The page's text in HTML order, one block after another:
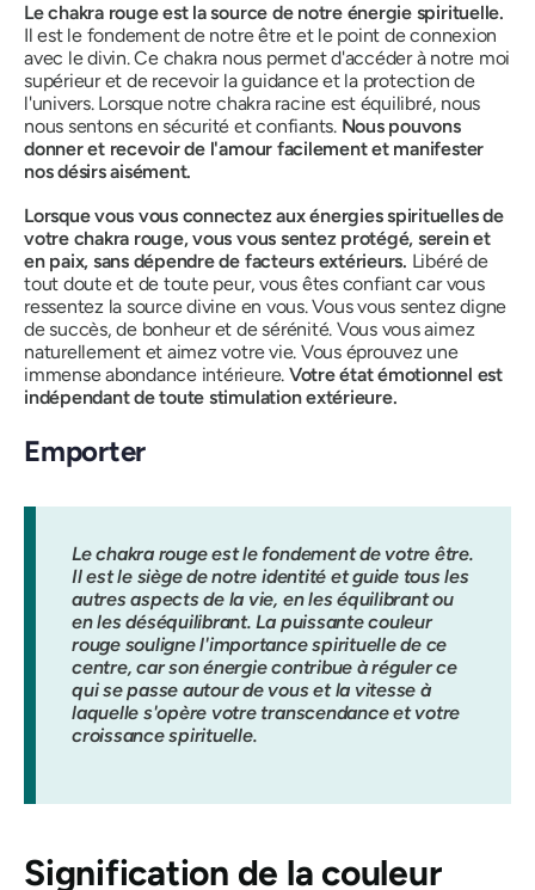
Le chakra rouge est la source de notre énergie spirituelle.
Il est le fondement de notre être et le point de connexion
avec le divin.Ce chakra nous permet d'accéder à notre moi
supérieur et de recevoir la guidance et la protection de
l'univers. Lorsque notre chakra racine est équilibré, nous
nous sentons en sécurité et confiants. Nous pouvons
donner et recevoir de l'amour facilement et manifester
nos désirs aisément.
Lorsque vous vous connectez aux énergies spirituelles de
votre chakra rouge, vous vous sentez protégé, serein et
en paix, sans dépendre de facteurs extérieurs. Libéré de
tout doute et de toute peur, vous êtes confiant car vous
ressentez la source divine en vous. Vous vous sentez digne
de succès, de bonheur et de sérénité. Vous vous aimez
naturellement et aimez votre vie. Vous éprouvez une
immense abondance intérieure. Votre état émotionnel est
indépendant de toute stimulation extérieure.
Emporter
Le chakra rouge est le fondement de votre être.
Il est le siège de notre identité et guide tous les
autres aspects de la vie, en les équilibrant ou
en les déséquilibrant. La puissante couleur
rouge souligne l'importance spirituelle de ce
centre, car son énergie contribue à réguler ce
qui se passe autour de vous et la vitesse à
laquelle s'opère votre transcendance et votre
croissance spirituelle.
Signification de la couleur